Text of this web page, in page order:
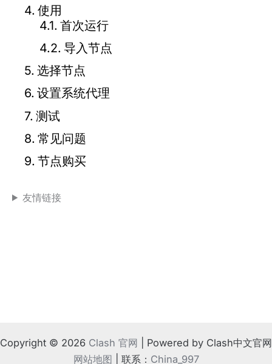
使用
首次运行
导入节点
选择节点
设置系统代理
测试
常见问题
节点购买
友情链接
Copyright © 2026 Clash 官网 | Powered by Clash中文官网
网站地图 | 联系： China_997